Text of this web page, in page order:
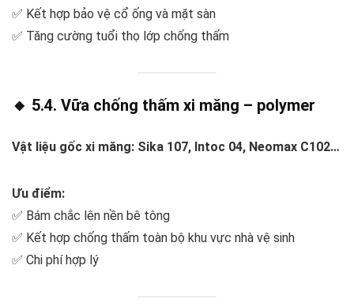
✅ Kết hợp bảo vệ cổ ống và mặt sàn
✅ Tăng cường tuổi thọ lớp chống thấm
🔸 5.4. Vữa chống thấm xi măng – polymer
Vật liệu gốc xi măng: Sika 107, Intoc 04, Neomax C102…
Ưu điểm:
✅ Bám chắc lên nền bê tông
✅ Kết hợp chống thấm toàn bộ khu vực nhà vệ sinh
✅ Chi phí hợp lý